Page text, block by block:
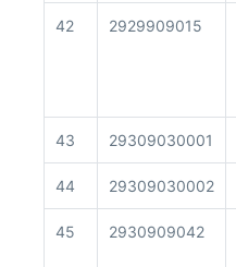
42 2929909015
43 29309030001
44 29309030002
45 2930909042